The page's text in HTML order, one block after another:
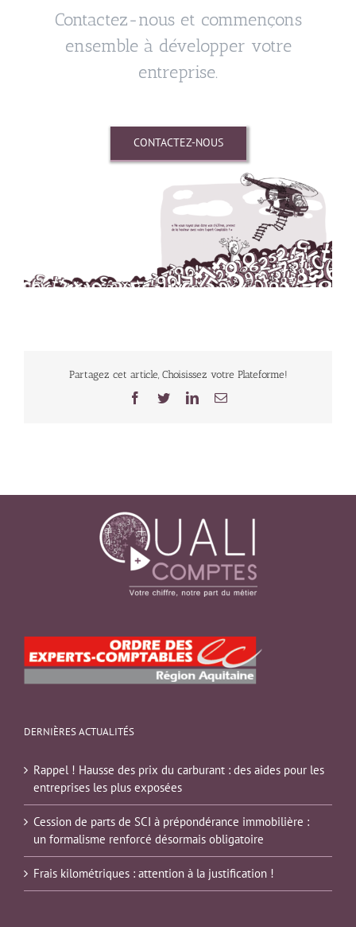
Contactez-nous et commençons
ensemble à développer votre
entreprise.
CONTACTEZ-NOUS
Partagez cet article, Choisissez votre Plateforme!
Facebook
TwitterLinkedInEmail
DERNIÈRES ACTUALITÉS
Rappel ! Hausse des prix du carburant : des aides pour les
entreprises les plus exposées
Cession de parts de SCI à prépondérance immobilière :
un formalisme renforcé désormais obligatoire
Frais kilométriques : attention à la justification !